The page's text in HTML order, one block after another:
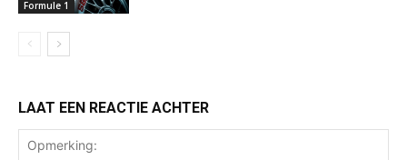
Formule 1
LAAT EEN REACTIE ACHTER